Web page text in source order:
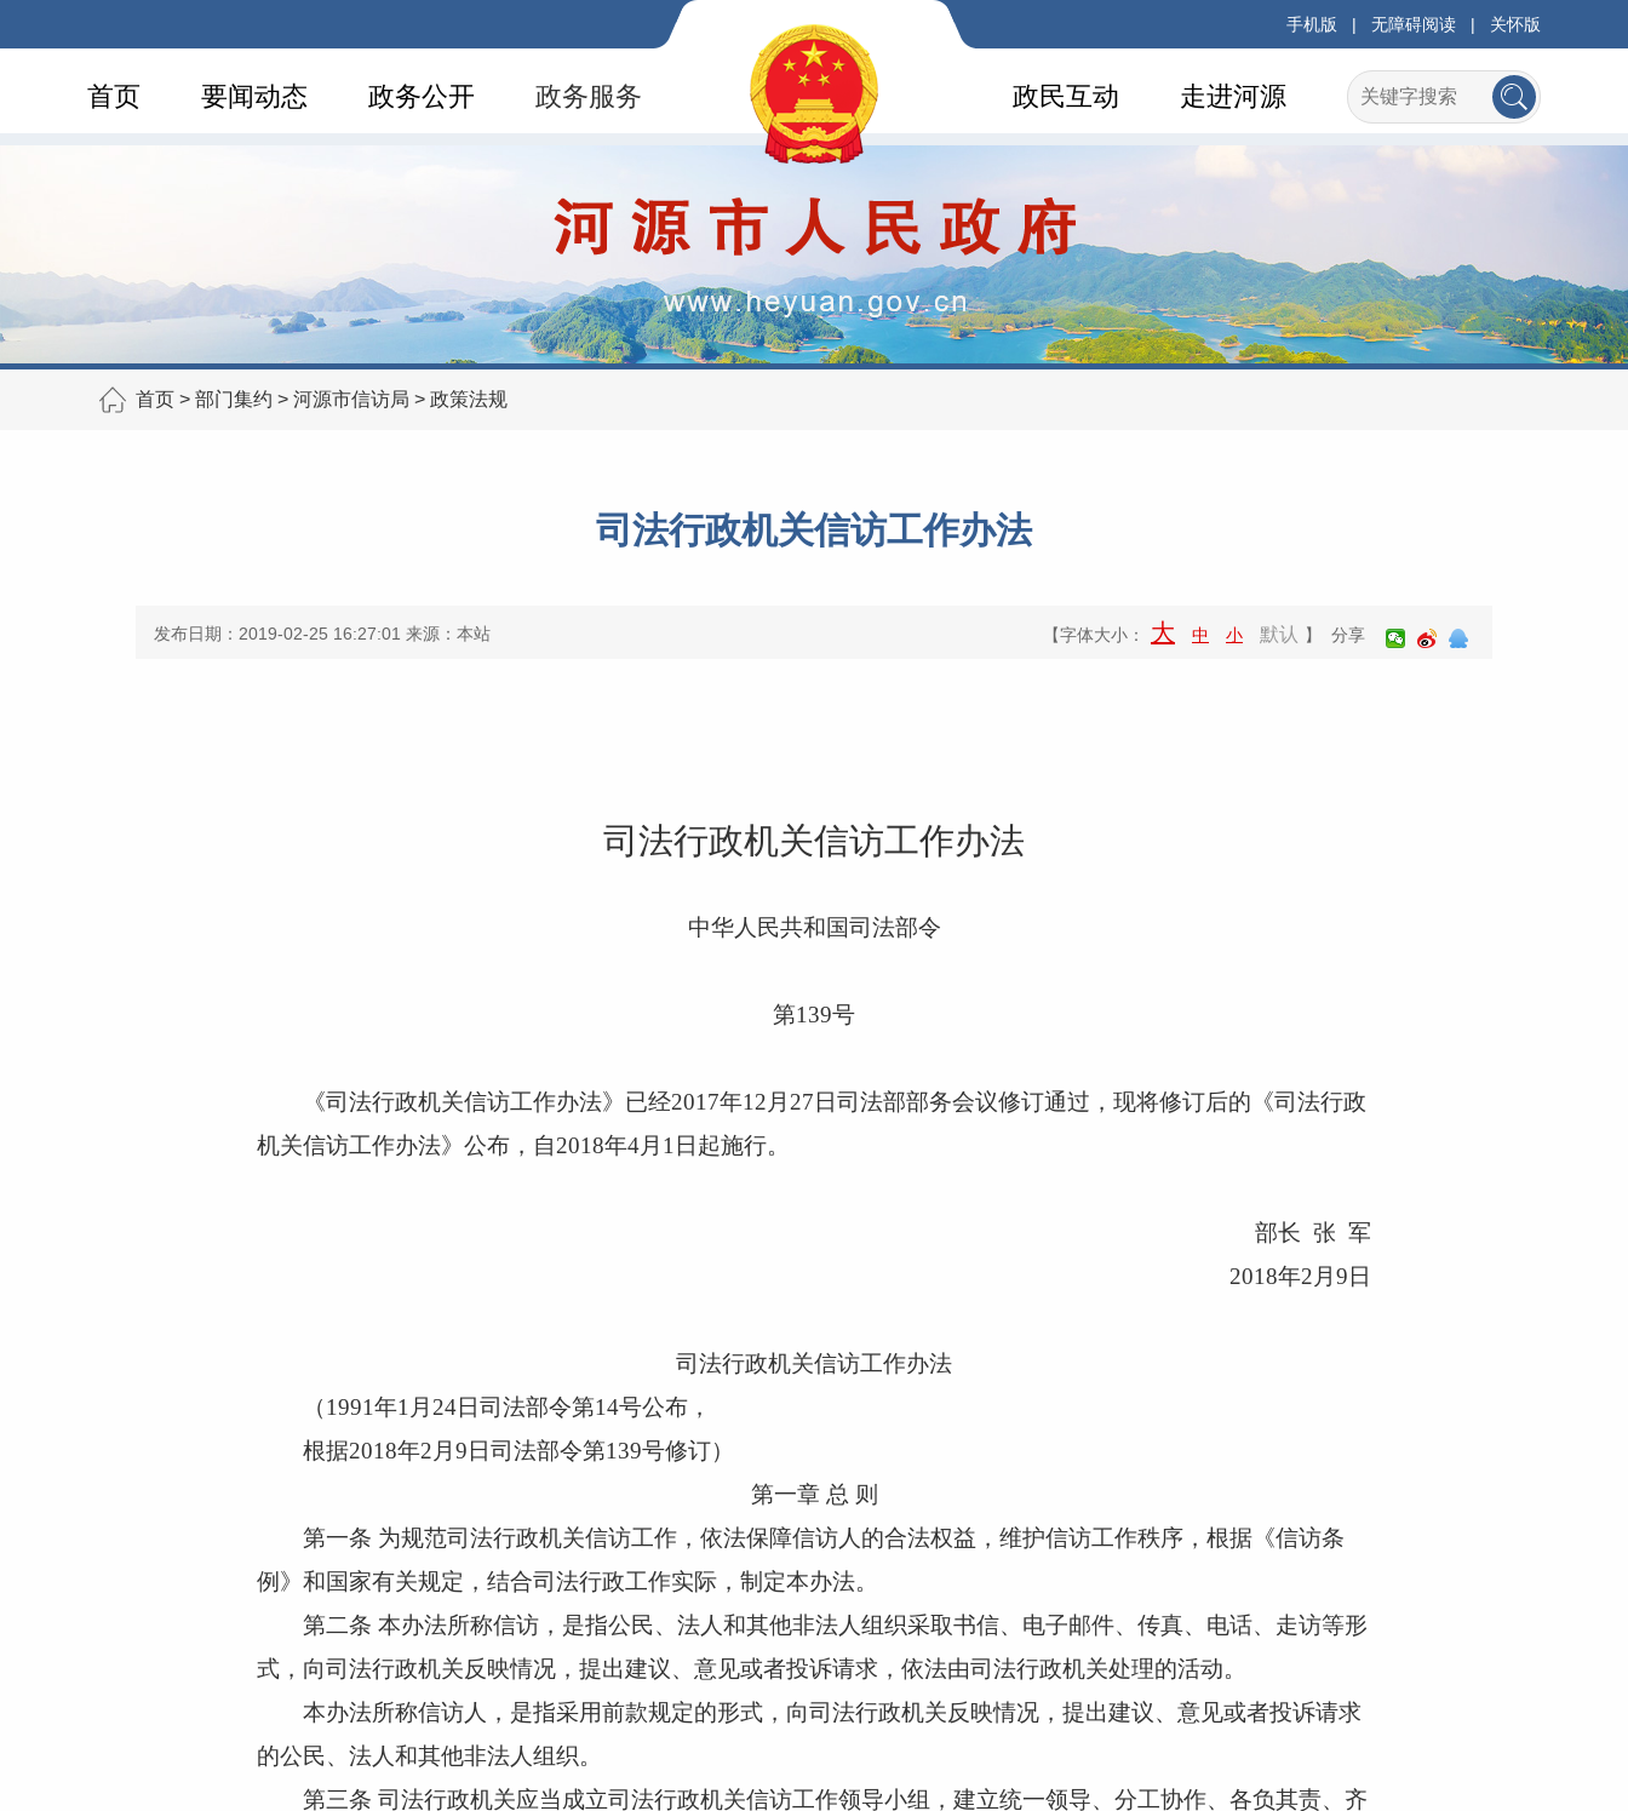
手机版 | 无障碍阅读 | 关怀版
首页 要闻动态 政务公开 政务服务 走进河源
政民互动
首页 > 部门集约 > 河源市信访局 > 政策法规
司法行政机关信访工作办法
发布日期：2019-02-25 16:27:01 来源：本站 【字体大小： 大 中 小 默认 】 分享
司法行政机关信访工作办法
中华人民共和国司法部令
第139号
《司法行政机关信访工作办法》已经2017年12月27日司法部部务会议修订通过，现将修订后的《司法行政
机关信访工作办法》公布，自2018年4月1日起施行。
部长 张 军
2018年2月9日
司法行政机关信访工作办法
（1991年1月24日司法部令第14号公布，
根据2018年2月9日司法部令第139号修订）
第一章总 则
第一条 为规范司法行政机关信访工作，依法保障信访人的合法权益，维护信访工作秩序，根据《信访条
例》和国家有关规定，结合司法行政工作实际，制定本办法。
第二条 本办法所称信访，是指公民、法人和其他非法人组织采取书信、电子邮件、传真、电话、走访等形
式，向司法行政机关反映情况，提出建议、意见或者投诉请求，依法由司法行政机关处理的活动。
本办法所称信访人，是指采用前款规定的形式，向司法行政机关反映情况，提出建议、意见或者投诉请求
的公民、法人和其他非法人组织。
第三条 司法行政机关应当成立司法行政机关信访工作领导小组，建立统一领导、分工协作、各负其责、齐